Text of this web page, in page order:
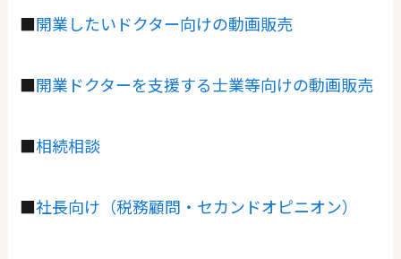
■開業したいドクター向けの動画販売
■開業ドクターを支援する士業等向けの動画販売
■相続相談
■社長向け（税務顧問・セカンドオピニオン）